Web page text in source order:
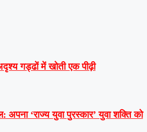
गड्ढों में खोती एक पीढ़ी
‘राज्य युवा पुरस्कार’ युवा शक्ति को